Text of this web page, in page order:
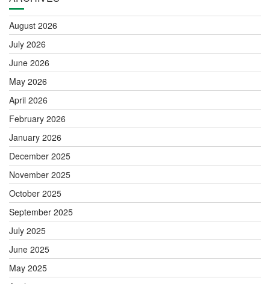
August 2026
July 2026
June 2026
May 2026
April 2026
February 2026
January 2026
December 2025
November 2025
October 2025
September 2025
July 2025
June 2025
May 2025